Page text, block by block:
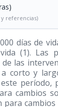
referencias)
días de
(1). Las
las
corto y
cambios